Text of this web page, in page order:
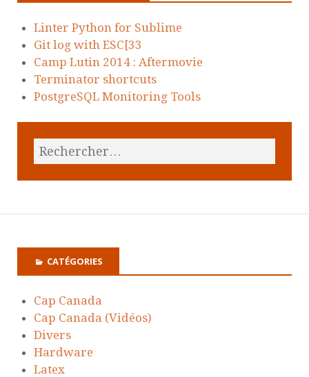
Linter Python for Sublime
Git log with ESC[33
Camp Lutin 2014 : Aftermovie
Terminator shortcuts
PostgreSQL Monitoring Tools
CATÉGORIES
Cap Canada
Cap Canada (Vidéos)
Divers
Hardware
Latex